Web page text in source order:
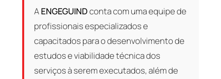
A ENGEGUINDconta com uma equipe de
profissionais especializados e
capacitados para o desenvolvimento de
estudos e viabilidade técnica dos
serviços à serem executados, além de